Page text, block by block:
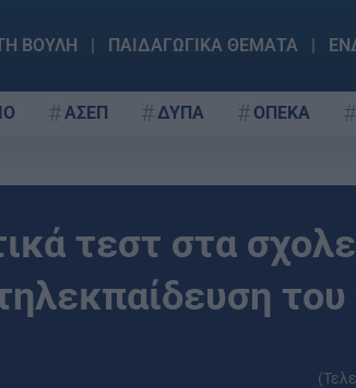
ΒΟΥΛΗ ΠΑΙΔΑΓΩΓΙΚΑ ΘΕΜΑΤΑ
ΑΣΕΠ ΔΥΠΑ ΟΠΕΚΑ
τεστ στα
του